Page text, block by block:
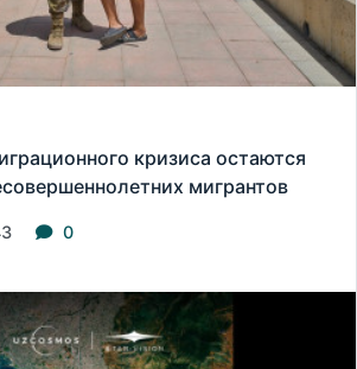
кризиса остаются
мигрантов
0